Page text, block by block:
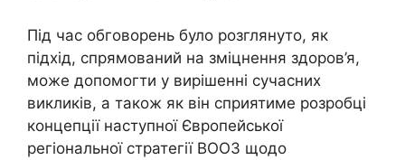
Під час обговорень було розглянуто, як
підхід, спрямований на зміцнення здоров’я,
може допомогти у вирішенні сучасних
викликів, а також як він сприятиме розробці
концепції наступної Європейської
регіональної стратегії ВООЗ щодо